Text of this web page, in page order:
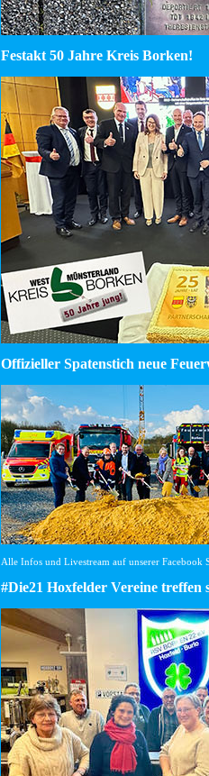
Festakt 50 Jahre Kreis Borken!
Offizieller Spatenstich neue
Alle Infos und Livestream auf unserer Facebook
#Die21 Hoxfelder Vereine treffen